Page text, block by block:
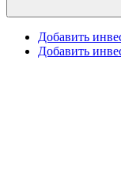
Добавить
Добавить